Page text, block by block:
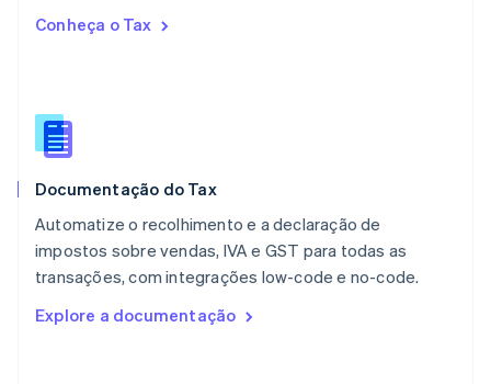
Conheça o Tax
Documentação do Tax
Automatize o recolhimento e a declaração de
impostos sobre vendas, IVA e GST para todas as
transações, com integrações low-code e no-code.
Explore a documentação
Países Baixos
Portugal
Português
English简体中文
Reino Unido
República Tcheca
English
English